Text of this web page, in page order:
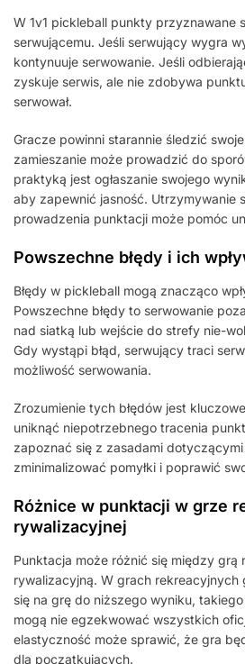
W 1v1 pickleball punkty przyznawane
serwującemu. Jeśli serwujący wygra
kontynuuje serwowanie. Jeśli
zyskuje serwis, ale nie zdobywa
serwował.
Gracze powinni starannie śledzić
zamieszanie może prowadzić do
praktyką jest ogłaszanie swojego
aby zapewnić jasność. Utrzymywanie
prowadzenia punktacji może pomóc
Powszechne błędy i ich
Błędy w pickleball mogą znacząco
Powszechne błędy to serwowanie
nad siatką lub wejście do strefy nie-
Gdy wystąpi błąd, serwujący traci
możliwość serwowania.
Zrozumienie tych błędów jest
uniknąć niepotrzebnego tracenia
zapoznać się z zasadami dotyczącymi
zminimalizować pomyłki i poprawić
Różnice w punktacji w grze
rywalizacyjnej
Punktacja może różnić się między grą
rywalizacyjną. W grach
się na grę do niższego wyniku,
mogą nie egzekwować wszystkich
elastyczność może sprawić, że gra
dla początkujących.